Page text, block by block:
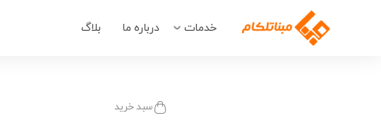
خدمات درباره ما بلاگ
سبد خرید